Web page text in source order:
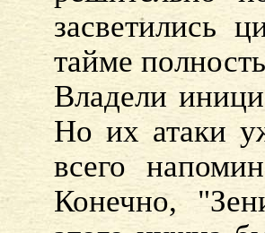
засветились
тайме
Владели
Но их атаки
всего
Конечно,